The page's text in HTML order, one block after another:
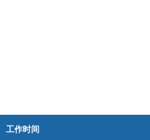
工作时间